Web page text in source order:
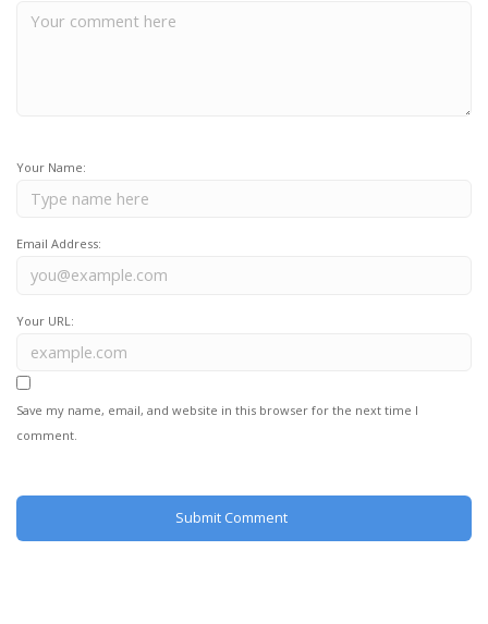
Your Name:
Email Address:
Your URL:
Save my name, email, and website in this browser for the next time I
comment.